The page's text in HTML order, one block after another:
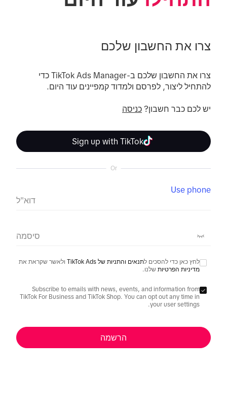
צרו את החשבון שלכם
יש לכם כבר חשבון? כניסה
Sign up with TikTok
Or
דוא"ל
Use phone
סיסמה
לחץ כאן כדי להסכים לתנאים והתניות של TikTok Ads
ולאשר שקראת את
מדיניות הפרטיות שלנו.
Subscribe to emails with news, events, and information from
TikTok For Business and TikTok Shop. You can opt out any time in
your user settings.
הרשמה